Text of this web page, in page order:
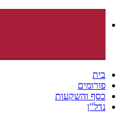
בית
פורומים
כסף והשקעות
נדל"ן